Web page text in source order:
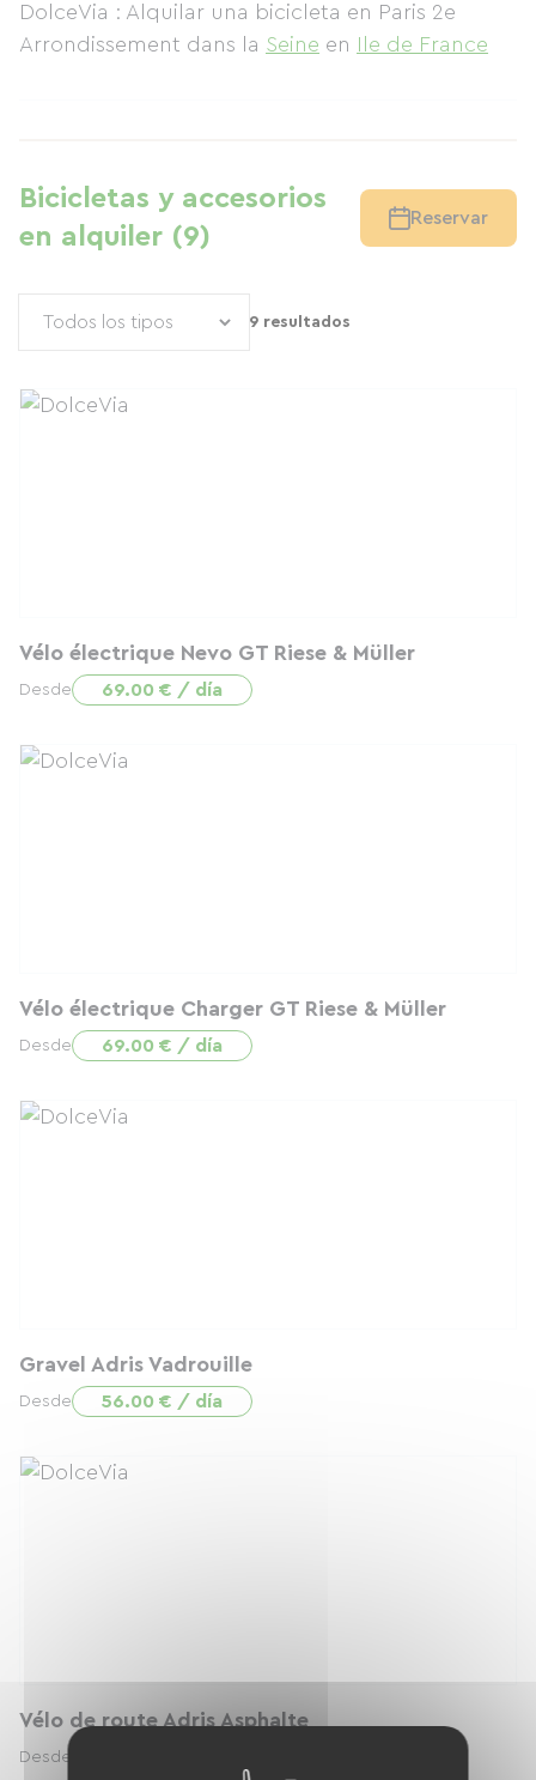
DolceVia : Alquilar una bicicleta en Paris 2e
Arrondissement dans la Seine en Ile de France
Bicicletas y accesorios
en alquiler (9)
Reservar
9 resultados
Vélo électrique Nevo GT Riese & Müller
Desde 69.00 € / día
Vélo électrique Charger GT Riese & Müller
Desde 69.00 € / día
Gravel Adris Vadrouille
Desde 56.00 € / día
Vélo de route Adris Asphalte
Desde